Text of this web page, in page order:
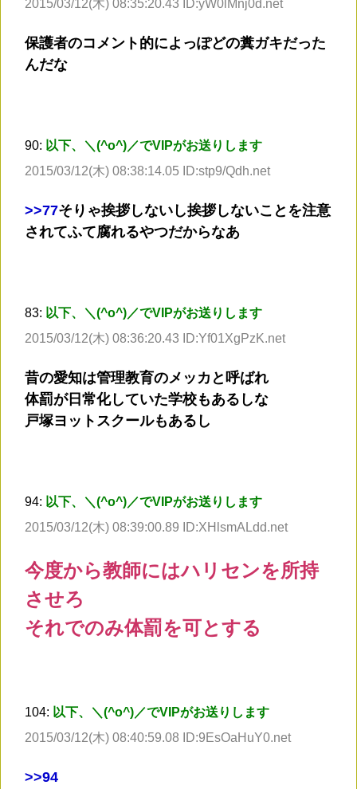
2015/03/12(木) 08:35:20.43 ID:yW0lMnj0d.net
保護者のコメント的によっぽどの糞ガキだった
んだな
90: 以下、＼(^o^)／でVIPがお送りします
2015/03/12(木) 08:38:14.05 ID:stp9/Qdh.net
>>77そりゃ挨拶しないし挨拶しないことを注意
されてふて腐れるやつだからなあ
83: 以下、＼(^o^)／でVIPがお送りします
2015/03/12(木) 08:36:20.43 ID:Yf01XgPzK.net
昔の愛知は管理教育のメッカと呼ばれ
体罰が日常化していた学校もあるしな
戸塚ヨットスクールもあるし
94: 以下、＼(^o^)／でVIPがお送りします
2015/03/12(木) 08:39:00.89 ID:XHlsmALdd.net
今度から教師にはハリセンを所持
させろ
それでのみ体罰を可とする
104: 以下、＼(^o^)／でVIPがお送りします
2015/03/12(木) 08:40:59.08 ID:9EsOaHuY0.net
>>94